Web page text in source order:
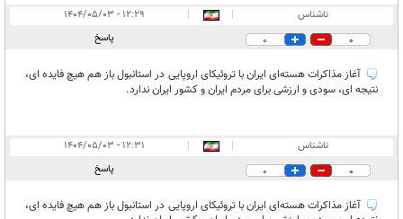
ناشناس |
|
۱۲:۲۹ - ۱۴۰۴/۰۵/۰۳
0
0 پاسخ
آغاز مذاکرات هسته‌ای ایران با تروئیکای اروپایی در استانبول باز هم هیچ فایده ای،
نتیجه ای، سودی و ارزشی برای مردم ایران و کشور ایران ندارد.
ناشناس |
|
۱۲:۳۱ - ۱۴۰۴/۰۵/۰۳
0
0 پاسخ
آغاز مذاکرات هسته‌ای ایران با تروئیکای اروپایی در استانبول باز هم هیچ فایده ای،